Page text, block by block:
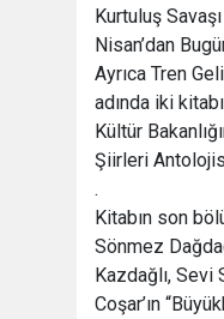
Kurtuluş
Nisan’dan
Ayrıca Tren
adında iki
Kültür
Şiirleri Antolojisi
.
Kitabın son
Sönmez
Kazdağlı, Sevi
Coşar’ın